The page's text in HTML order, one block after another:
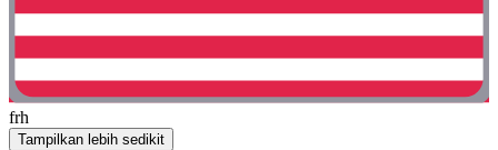
frh
Tampilkan lebih sedikit